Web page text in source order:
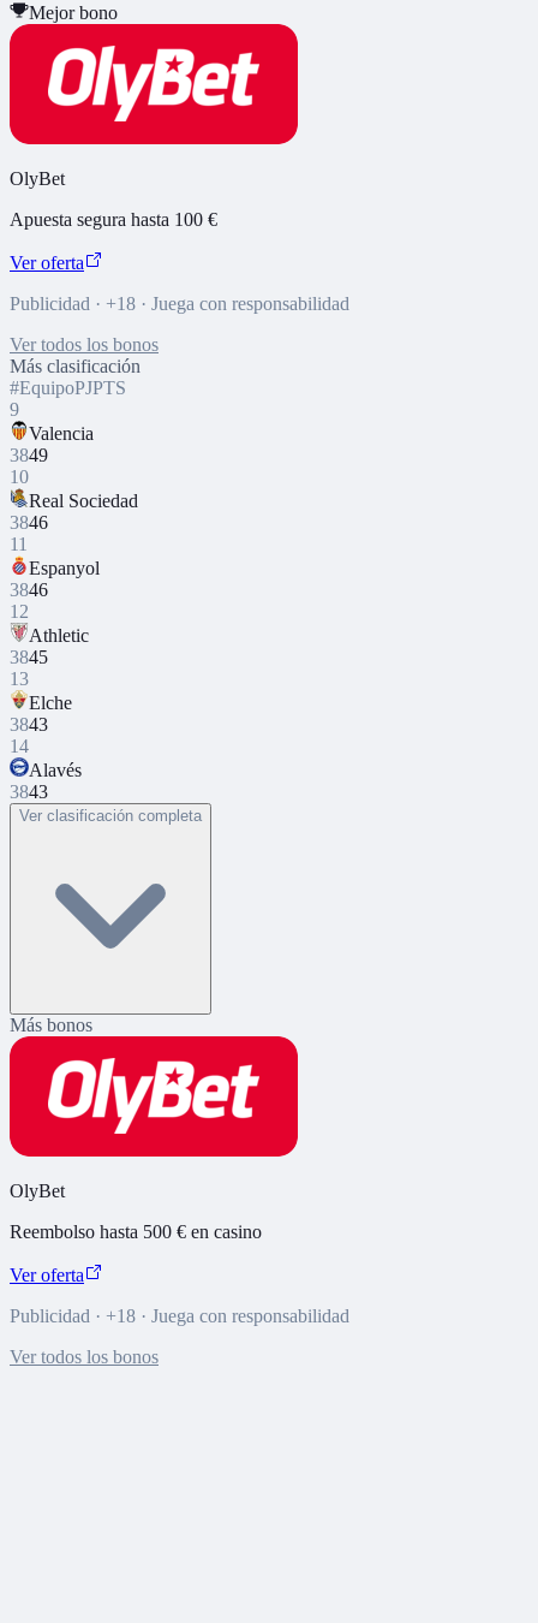
Mejor bono
OlyBet
Apuesta segura hasta 100 €
Ver oferta
Publicidad · +18 · Juega con responsabilidad
Ver todos los bonos
Más clasificación
#EquipoPJPTS
9
Valencia
3849
10
Real Sociedad
3846
11
Espanyol
3846
12
Athletic
3845
13
Elche
3843
14
Alavés
3843
Ver clasificación completa
Más bonos
OlyBet
Reembolso hasta 500 € en casino
Ver oferta
Publicidad · +18 · Juega con responsabilidad
Ver todos los bonos